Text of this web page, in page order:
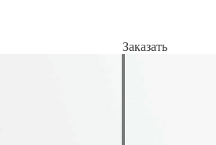
Заказать